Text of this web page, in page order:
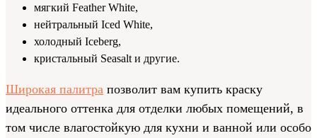
мягкий Feather White,
нейтральный Iced White,
холодный Iceberg,
кристальный Seasalt и другие.
Широкая палитра позволит вам купить краску
идеального оттенка для отделки любых помещений, в
том числе влагостойкую для кухни и ванной или особо